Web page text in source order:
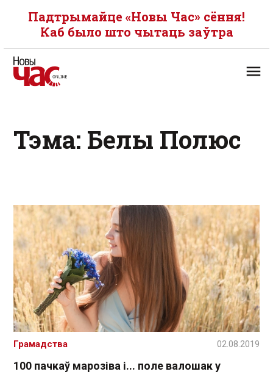
Падтрымайце «Новы Час» сёння!
Каб было што чытаць заўтра
Тэма: Белы Полюс
100 пачкаў марозіва і... поле валошак у
Грамадства 02.08.2019